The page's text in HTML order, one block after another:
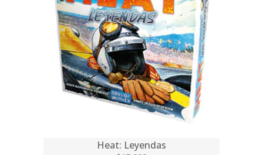
Heat: Leyendas